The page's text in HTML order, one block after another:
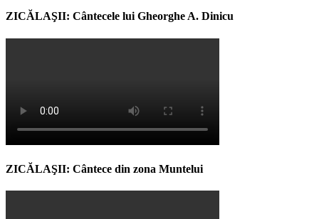
ZICĂLAŞII: Cântecele lui Gheorghe A. Dinicu
ZICĂLAŞII: Cântece din zona Muntelui